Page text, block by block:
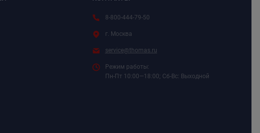
8-800-444-79-50
г. Москва
service@thomas.ru
Режим работы:
Пн-Пт 10:00—18:00; Сб-Вс: Выходной